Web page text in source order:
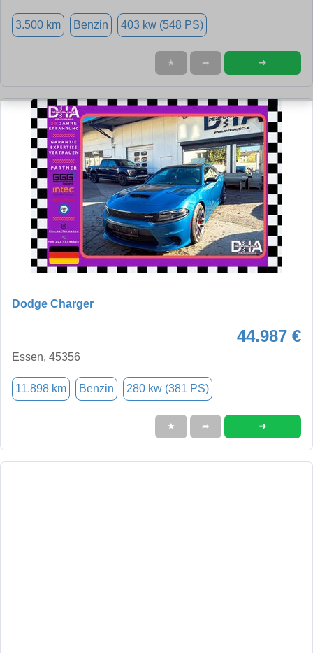
3.500 km Benzin 403 kw (548 PS)
★ ➦ ➜
Dodge Charger
44.987 €
Essen, 45356
11.898 km Benzin 280 kw (381 PS)
★ ➦ ➜